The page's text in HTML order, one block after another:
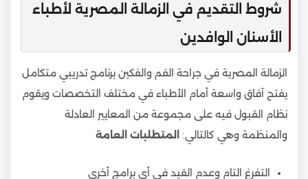
شروط التقديم في الزمالة المصرية لأطباء
الأسنان الوافدين
الزمالة المصرية في جراحة الفم والفكين برنامج تدريبي متكامل
يفتح آفاق واسعة أمام الأطباء في مختلف التخصصات ويقوم
نظام القبول فيه على مجموعة من المعايير العادلة
والمنظمة وهي كالتالي:
المتطلبات العامة
التفرغ التام وعدم القيد في أي برامج أخرى